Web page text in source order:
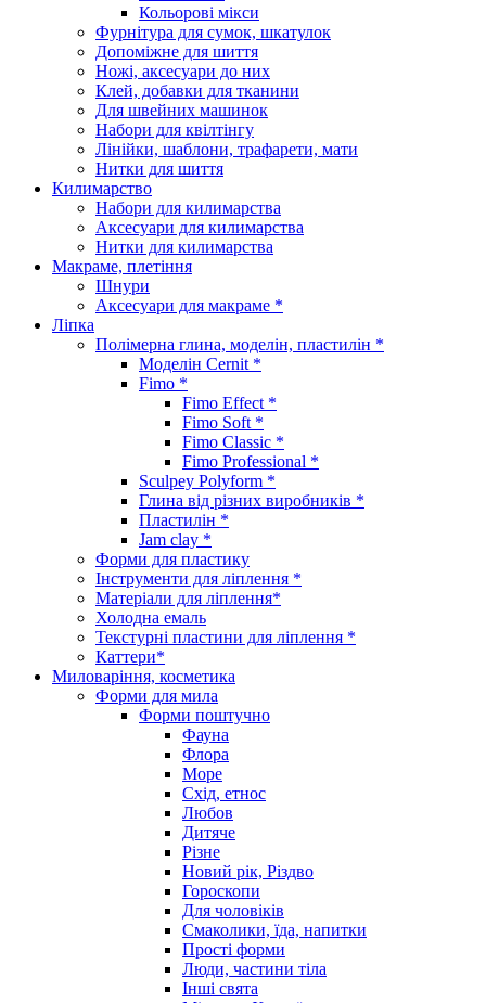
Кольорові мікси
Фурнітура для сумок, шкатулок
Допоміжне для шиття
Ножі, аксесуари до них
Клей, добавки для тканини
Для швейних машинок
Набори для квілтінгу
Лінійки, шаблони, трафарети, мати
Нитки для шиття
Килимарство
Набори для килимарства
Аксесуари для килимарства
Нитки для килимарства
Макраме, плетіння
Шнури
Аксесуари для макраме *
Ліпка
Полімерна глина, моделін, пластилін *
Моделін Cernit *
Fimo *
Fimo Effect *
Fimo Soft *
Fimo Classic *
Fimo Professional *
Sculpey Polyform *
Глина від різних виробників *
Пластилін *
Jam clay *
Форми для пластику
Інструменти для ліплення *
Матеріали для ліплення*
Холодна емаль
Текстурні пластини для ліплення *
Каттери*
Миловаріння, косметика
Форми для мила
Форми поштучно
Фауна
Флора
Море
Схід, етнос
Любов
Дитяче
Різне
Новий рік, Різдво
Гороскопи
Для чоловіків
Смаколики, їда, напитки
Прості форми
Люди, частини тіла
Інші свята